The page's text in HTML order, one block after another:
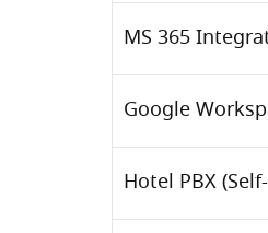
MS 365
Google
Hotel PBX